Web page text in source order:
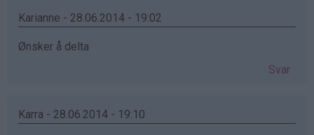
Karianne - 28.06.2014 - 19:02
Ønsker å delta
Svar
Karra - 28.06.2014 - 19:10